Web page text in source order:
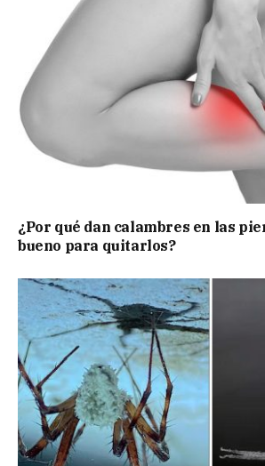
¿Por qué dan calambres en las
bueno para quitarlos?